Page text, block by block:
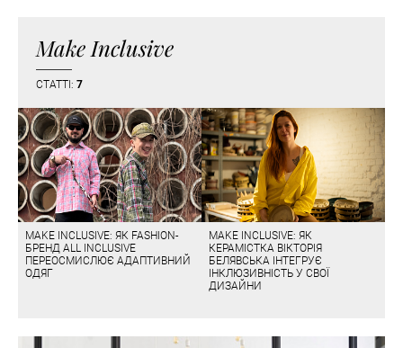
Make Inclusive
СТАТТІ: 7
MAKE INCLUSIVE: ЯК FASHION-
БРЕНД ALL INCLUSIVE
ПЕРЕОСМИСЛЮЄ АДАПТИВНИЙ
ОДЯГ
MAKE INCLUSIVE: ЯК
КЕРАМІСТКА ВІКТОРІЯ
БЕЛЯВСЬКА ІНТЕГРУЄ
ІНКЛЮЗИВНІСТЬ У СВОЇ
ДИЗАЙНИ